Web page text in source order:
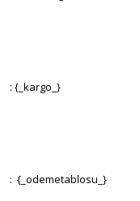
: {_kargo_}
: {_odemetablosu_}